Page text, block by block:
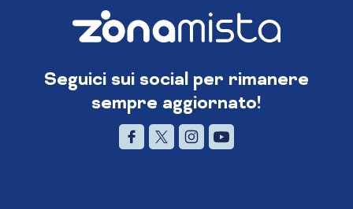
Seguici sui social per rimanere
sempre aggiornato!